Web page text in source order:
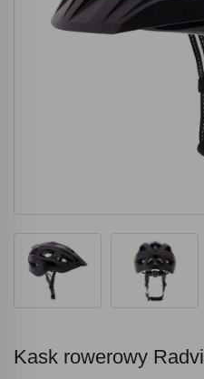
Kask rowerowy